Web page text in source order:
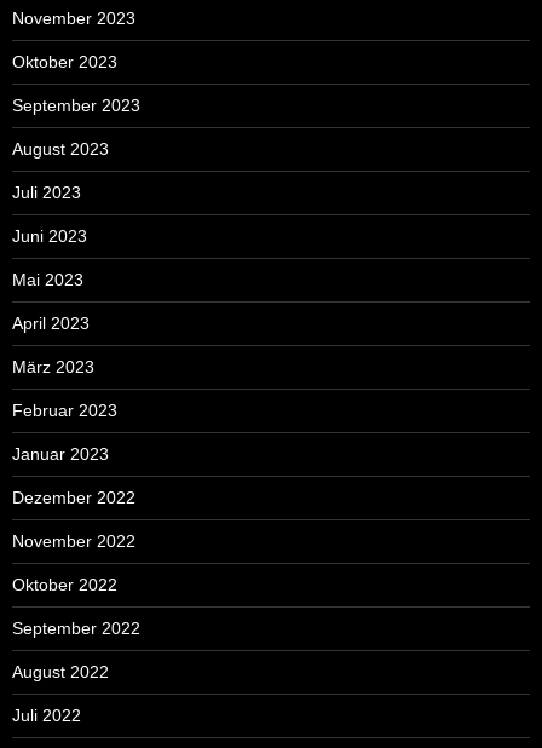
November 2023
Oktober 2023
September 2023
August 2023
Juli 2023
Juni 2023
Mai 2023
April 2023
März 2023
Februar 2023
Januar 2023
Dezember 2022
November 2022
Oktober 2022
September 2022
August 2022
Juli 2022